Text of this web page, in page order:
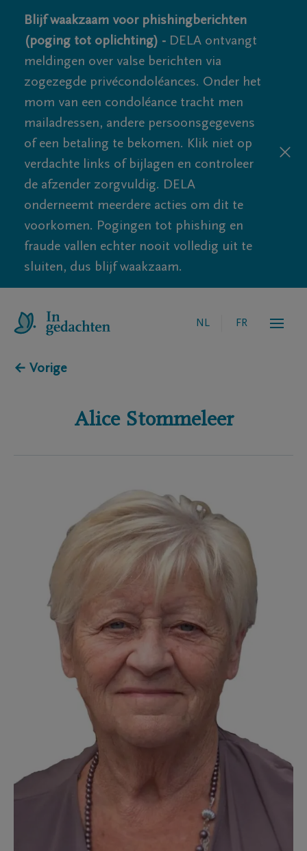
Blijf waakzaam voor phishingberichten
(poging tot oplichting) - DELA ontvangt
meldingen over valse berichten via
zogezegde privécondoléances. Onder het
mom van een condoléance tracht men
mailadressen, andere persoonsgegevens
of een betaling te bekomen. Klik niet op
verdachte links of bijlagen en controleer
de afzender zorgvuldig. DELA
onderneemt meerdere acties om dit te
voorkomen. Pogingen tot phishing en
fraude vallen echter nooit volledig uit te
sluiten, dus blijf waakzaam.
NL FR
← Vorige
Alice Stommeleer